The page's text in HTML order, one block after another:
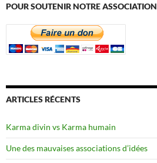
POUR SOUTENIR NOTRE ASSOCIATION
ARTICLES RÉCENTS
Karma divin vs Karma humain
Une des mauvaises associations d’idées